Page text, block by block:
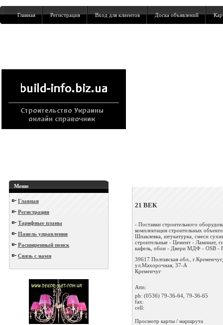
Главная Регистрация Вход для клиентов Доска объявлений
Меню
Главная
Регистрация
Тарифные планы
Панель управления
Расширенный поиск
Связь с нами
21 ВЕК
- Поставки строительного
комплектация строительных
Шпаклевка, штукатурка, смеси
строительные - Цемент - Ламинат,
кафель, обои - Двери МДФ - OSB -
39617 Полтавская обл., г.Кременчуг,
ул.Махорочная, 37-А
Кременчуг
Attn:
ph: (0536) 79-36-64, 79-36-65
fax:
cell:
Просмотр карты / маршрута